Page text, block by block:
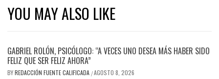
YOU MAY ALSO LIKE
GABRIEL ROLÓN, PSICÓLOGO: “A VECES UNO DESEA MÁS HABER SIDO
FELIZ QUE SER FELIZ AHORA”
BYREDACCIÓN FUENTE CALIFICADA /AGOSTO 8, 2026